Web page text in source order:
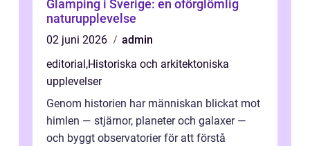
Glamping i Sverige: en oförglömlig
naturupplevelse
02 juni 2026
admin
editorial,Historiska och arkitektoniska
upplevelser
Genom historien har människan blickat mot
himlen — stjärnor, planeter och galaxer —
och byggt observatorier för att förstå